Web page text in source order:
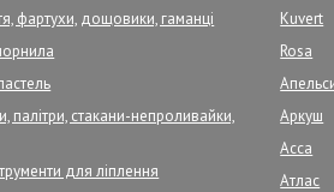
фартухи, дощовики, гаманці
палітри, стакани-непроливайки,
для ліплення
Kuvert
Rosa
Аркуш
Асса
Атлас